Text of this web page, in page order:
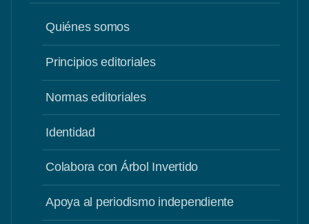
Quiénes somos
Principios editoriales
Normas editoriales
Identidad
Colabora con Árbol Invertido
Apoya al periodismo independiente